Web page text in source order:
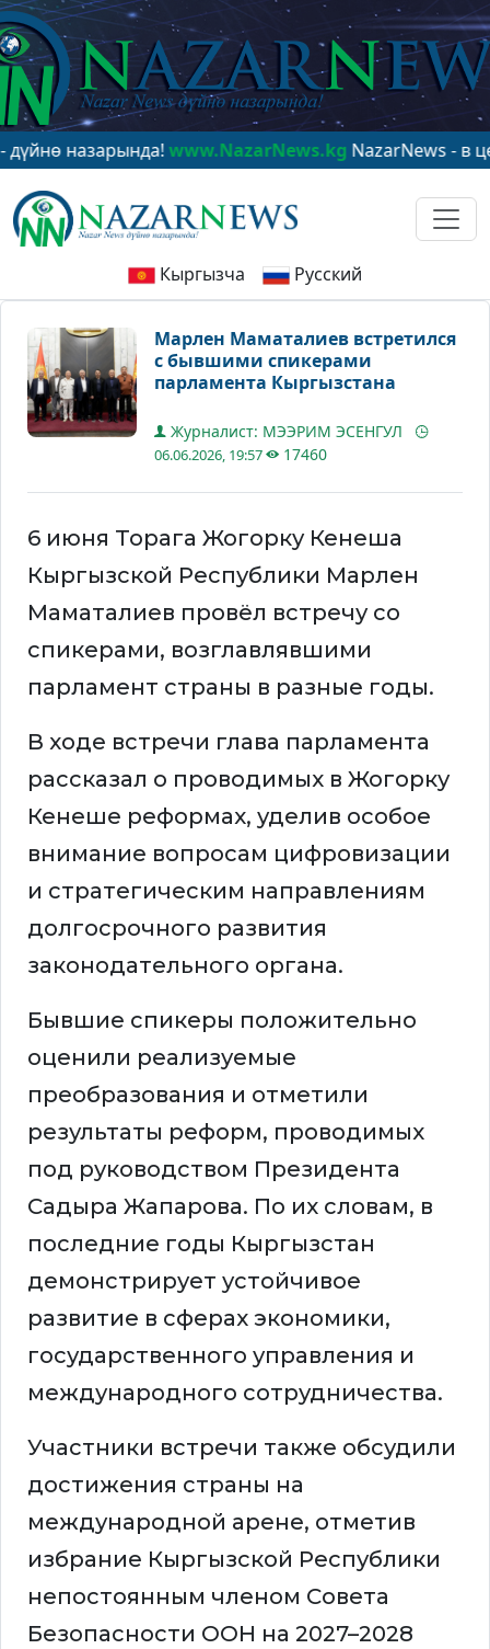
назарында!www.NazarNews.kgNazarNews - в центре
Кыргызча Русский
Марлен Маматалиев встретился
с бывшими спикерами
парламента Кыргызстана
Журналист: МЭЭРИМ ЭСЕНГУЛ
06.06.2026, 19:57 17460
6 июня Торага Жогорку Кенеша
Кыргызской Республики Марлен
Маматалиев провёл встречу со
спикерами, возглавлявшими
парламент страны в разные годы.
В ходе встречи глава парламента
рассказал о проводимых в Жогорку
Кенеше реформах, уделив особое
внимание вопросам цифровизации
и стратегическим направлениям
долгосрочного развития
законодательного органа.
Бывшие спикеры положительно
оценили реализуемые
преобразования и отметили
результаты реформ, проводимых
под руководством Президента
Садыра Жапарова. По их словам, в
последние годы Кыргызстан
демонстрирует устойчивое
развитие в сферах экономики,
государственного управления и
международного сотрудничества.
Участники встречи также обсудили
достижения страны на
международной арене, отметив
избрание Кыргызской Республики
непостоянным членом Совета
Безопасности ООН на 2027–2028